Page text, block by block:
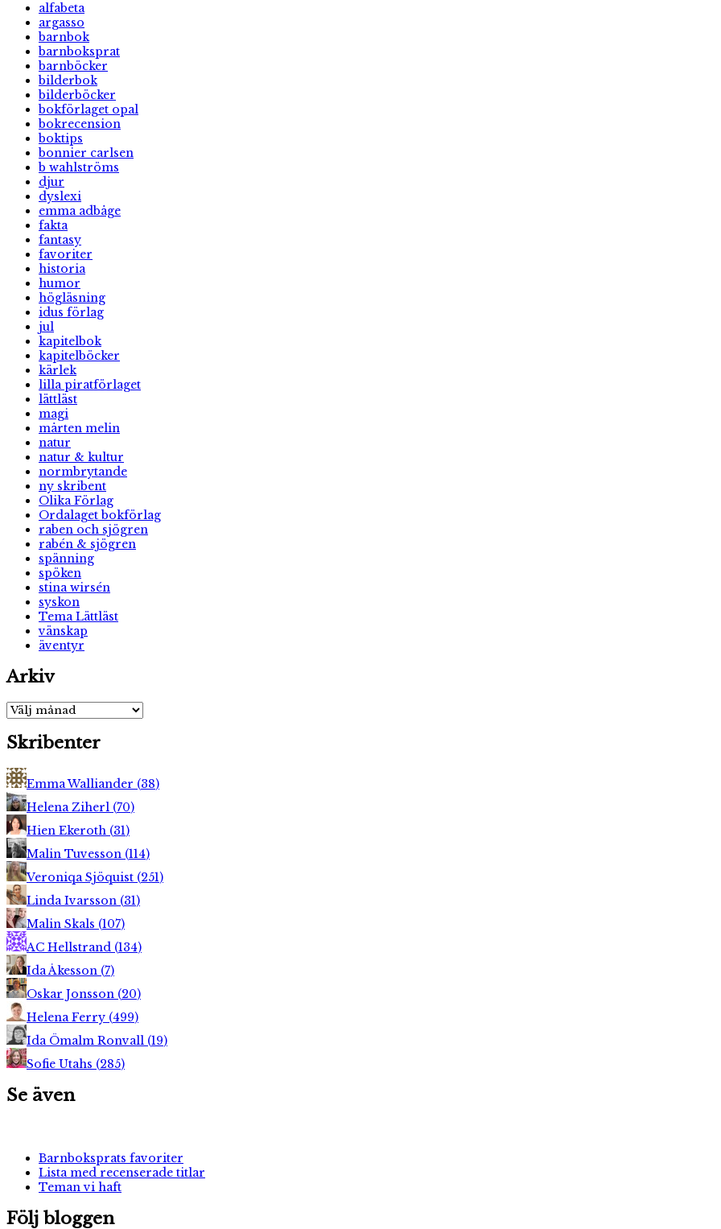
alfabeta
argasso
barnbok
barnboksprat
barnböcker
bilderbok
bilderböcker
bokförlaget opal
bokrecension
boktips
bonnier carlsen
b wahlströms
djur
dyslexi
emma adbåge
fakta
fantasy
favoriter
historia
humor
högläsning
idus förlag
jul
kapitelbok
kapitelböcker
kärlek
lilla piratförlaget
lättläst
magi
mårten melin
natur
natur & kultur
normbrytande
ny skribent
Olika Förlag
Ordalaget bokförlag
raben och sjögren
rabén & sjögren
spänning
spöken
stina wirsén
syskon
Tema Lättläst
vänskap
äventyr
Arkiv
Arkiv
Skribenter
Emma Walliander (38)
Helena Ziherl (70)
Hien Ekeroth (31)
Malin Tuvesson (114)
Veroniqa Sjöquist (251)
Linda Ivarsson (31)
Malin Skals (107)
AC Hellstrand (134)
Ida Åkesson (7)
Oskar Jonsson (20)
Helena Ferry (499)
Ida Ömalm Ronvall (19)
Sofie Utahs (285)
Se även
Barnboksprats favoriter
Lista med recenserade titlar
Teman vi haft
Följ bloggen